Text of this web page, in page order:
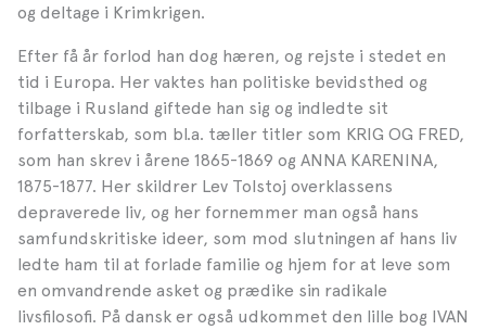
og deltage i Krimkrigen.
Efter få år forlod han dog hæren, og rejste i stedet en
tid i Europa. Her vaktes han politiske bevidsthed og
tilbage i Rusland giftede han sig og indledte sit
forfatterskab, som bl.a. tæller titler som KRIG OG FRED,
som han skrev i årene 1865-1869 og ANNA KARENINA,
1875-1877. Her skildrer Lev Tolstoj overklassens
depraverede liv, og her fornemmer man også hans
samfundskritiske ideer, som mod slutningen af hans liv
ledte ham til at forlade familie og hjem for at leve som
en omvandrende asket og prædike sin radikale
livsfilosofi. På dansk er også udkommet den lille bog IVAN